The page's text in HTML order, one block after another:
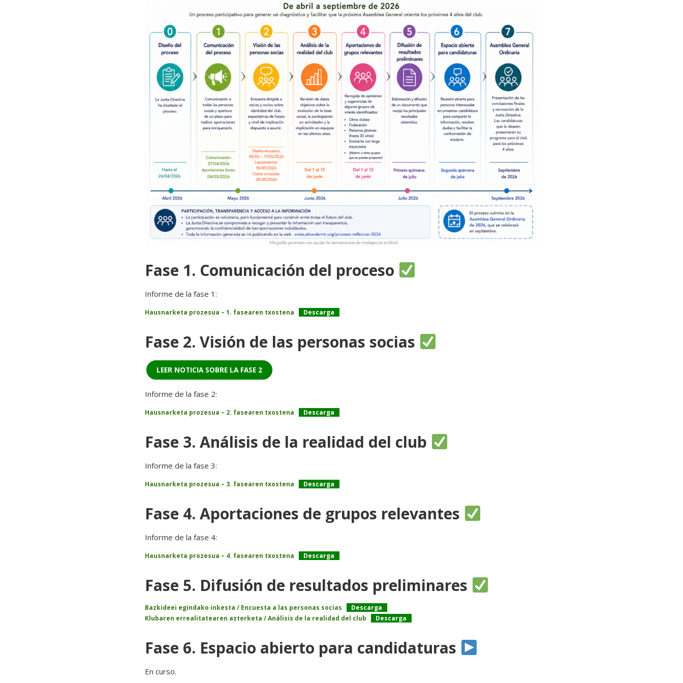
Fase 1. Comunicación del proceso
Informe de la fase 1:
Hausnarketa prozesua – 1. fasearen txostena Descarga
Fase 2. Visión de las personas socias
LEER NOTICIA SOBRE LA FASE 2
Informe de la fase 2:
Hausnarketa prozesua – 2. fasearen txostena Descarga
Fase 3. Análisis de la realidad del club
Informe de la fase 3:
Hausnarketa prozesua – 3. fasearen txostena Descarga
Fase 4. Aportaciones de grupos relevantes
Informe de la fase 4:
Hausnarketa prozesua – 4. fasearen txostena Descarga
Fase 5. Difusión de resultados preliminares
Bazkideei egindako inkesta / Encuesta a las personas socias
Descarga
Klubaren errealitatearen azterketa / Análisis de la realidad del club
Descarga
Fase 6. Espacio abierto para candidaturas
En curso.